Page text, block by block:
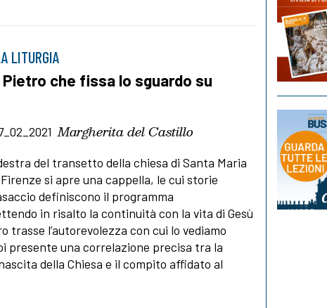
LITURGIA
che fissa lo sguardo su
Margherita del Castillo
del transetto della chiesa di Santa Maria
si apre una cappella, le cui storie
definiscono il programma
in risalto la continuità con la vita di Gesù
trasse l’autorevolezza con cui lo vediamo
presente una correlazione precisa tra la
della Chiesa e il compito affidato al